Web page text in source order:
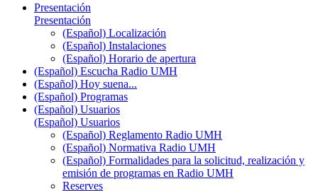
Presentación
Presentación
(Español) Localización
(Español) Instalaciones
(Español) Horario de apertura
(Español) Escucha Radio UMH
(Español) Hoy suena...
(Español) Programas
(Español) Usuarios
(Español) Usuarios
(Español) Reglamento Radio UMH
(Español) Normativa Radio UMH
(Español) Formalidades para la solicitud, realización y
emisión de programas en Radio UMH
Reserves